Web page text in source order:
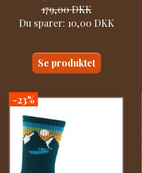
179,00 DKK
Du sparer: 10,00 DKK
Se produktet
-23%